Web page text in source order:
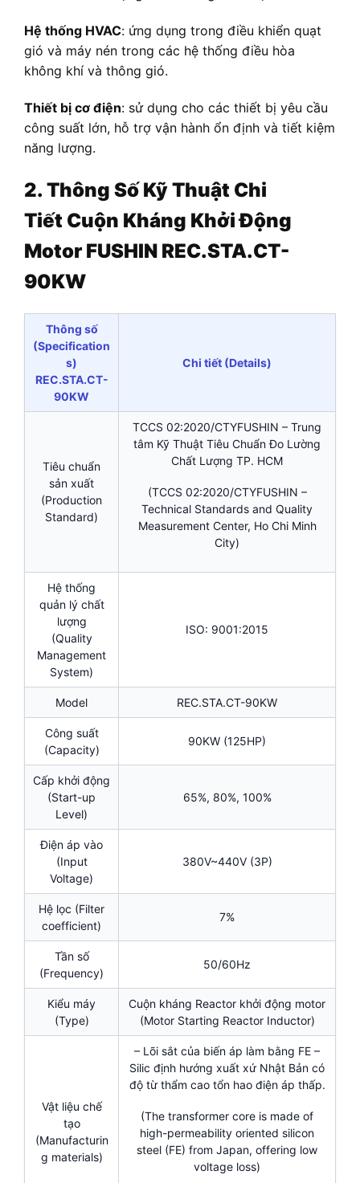
Hệ thống HVAC: ứng dụng trong điều khiển quạt
gió và máy nén trong các hệ thống điều hòa
không khí và thông gió.
Thiết bị cơ điện: sử dụng cho các thiết bị yêu cầu
công suất lớn, hỗ trợ vận hành ổn định và tiết kiệm
năng lượng.
2. Thông Số Kỹ Thuật Chi
Tiết Cuộn Kháng Khởi Động
Motor FUSHIN REC.STA.CT-
90KW
Thông số
(Specification
s)
REC.STA.CT-
90KW
Chi tiết (Details)
Tiêu chuẩn
sản xuất
(Production
Standard)
TCCS 02:2020/CTYFUSHIN – Trung
tâm Kỹ Thuật Tiêu Chuẩn Đo Lường
Chất Lượng TP. HCM
(TCCS 02:2020/CTYFUSHIN –
Technical Standards and Quality
Measurement Center, Ho Chi Minh
City)
Hệ thống
quản lý chất
lượng
(Quality
Management
System)
ISO: 9001:2015
Model REC.STA.CT-90KW
Công suất
(Capacity)
90KW (125HP)
Cấp khởi động
(Start-up
Level)
65%, 80%, 100%
Điện áp vào
(Input
Voltage)
380V~440V (3P)
Hệ lọc (Filter
coefficient)
7%
Tần số
(Frequency)
50/60Hz
Kiểu máy
(Type)
Cuộn kháng Reactor khởi động motor
(Motor Starting Reactor Inductor)
Vật liệu chế
tạo
(Manufacturin
g materials)
– Lõi sắt của biến áp làm bằng FE –
Silic định hướng xuất xứ Nhật Bản có
độ từ thẩm cao tổn hao điện áp thấp.
(The transformer core is made of
high-permeability oriented silicon
steel (FE) from Japan, offering low
voltage loss)